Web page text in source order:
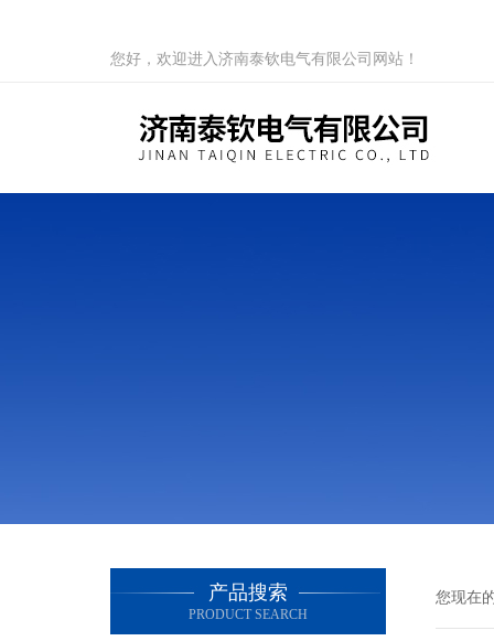
您好，欢迎进入济南泰钦电气有限公司网站！
产品搜索
PRODUCT SEARCH
您现在